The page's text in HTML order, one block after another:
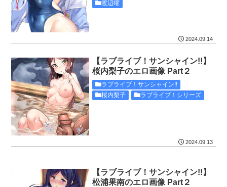
渡辺曜
2024.09.14
【ラブライブ！サンシャイン!!】
桜内梨子のエロ画像 Part２
ラブライブ！サンシャイン!!
桜内梨子
ラブライブ！シリーズ
2024.09.13
【ラブライブ！サンシャイン!!】
松浦果南のエロ画像 Part２